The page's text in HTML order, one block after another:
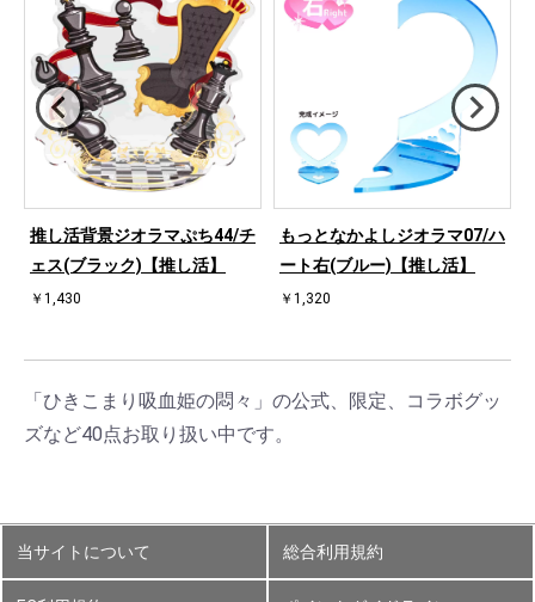
推し活背景ジオラマぷち44/チ
ェス(ブラック)【推し活】
￥1,430
もっとなかよしジオラマ07/ハ
ート右(ブルー)【推し活】
￥1,320
「ひきこまり吸血姫の悶々」の公式、限定、コラボグッ
ズなど40点お取り扱い中です。
当サイトについて 総合利用規約